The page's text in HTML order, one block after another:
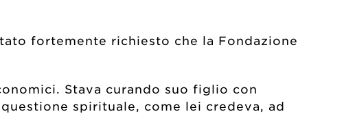
fortemente richiesto che la Fondazione
Stava curando suo figlio con
spirituale, come lei credeva, ad